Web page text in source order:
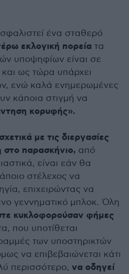
ένα σταθερό
εκλογική πορεία τα
υποψηφίων είναι σε
και ως τώρα υπάρχει
ενώ καλά ενημερωμένες
κάποια στιγμή να
κορυφής».
με τις διεργασίες
στο παρασκήνιο, από
είναι εάν θα
στέλεχος να
επιχειρώντας να
γεννηματικό μπλοκ. Όλη
κυκλοφορούσαν φήμες
που υποτίθεται
των υποστηρικτών
να επιβεβαιώνεται κάτι
περισσότερο, να οδηγεί